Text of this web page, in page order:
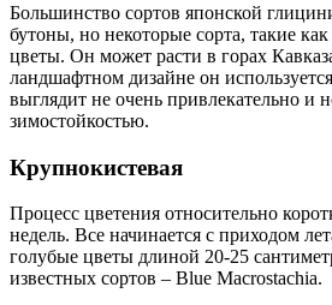
Большинство сортов японской
бутоны, но некоторые сорта, такие
цветы. Он может расти в горах
ландшафтном дизайне он
выглядит не очень привлекательно и
зимостойкостью.
Крупнокистевая
Процесс цветения относительно
недель. Все начинается с приходом
голубые цветы длиной 20-25
известных сортов – Blue Macrostachia.